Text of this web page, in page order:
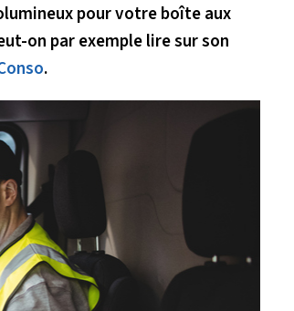
pour votre boîte aux
on par exemple lire sur son
.